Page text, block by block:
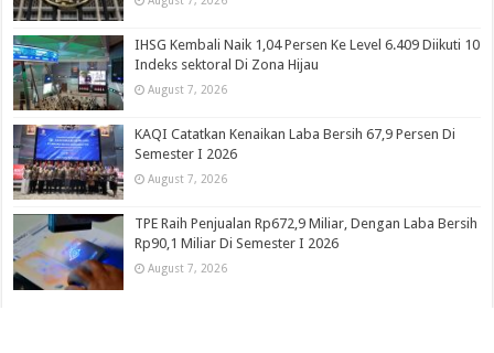
IHSG Kembali Naik 1,04 Persen Ke Level 6.409 Diikuti 10
Indeks sektoral Di Zona Hijau
August 7, 2026
KAQI Catatkan Kenaikan Laba Bersih 67,9 Persen Di
Semester I 2026
August 7, 2026
TPE Raih Penjualan Rp672,9 Miliar, Dengan Laba Bersih
Rp90,1 Miliar Di Semester I 2026
August 7, 2026